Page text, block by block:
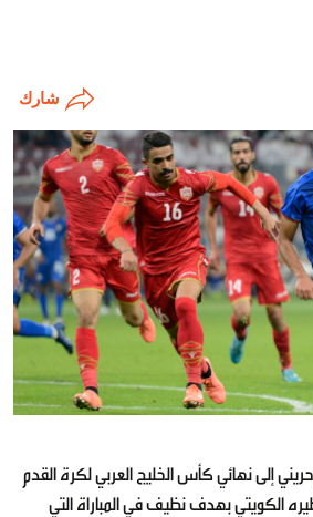
شارك
إلى نهائي كأس الخليج العربي لكرة القدم
نظيره الكويتي بهدف نظيف في المباراة التي